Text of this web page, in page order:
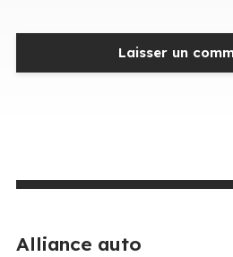
Alliance auto